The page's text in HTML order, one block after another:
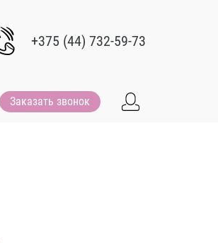
+375 (44) 732-59-73
Заказать звонок